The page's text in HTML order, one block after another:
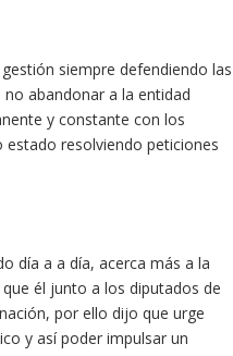
siempre defendiendo las
abandonar a la entidad
y constante con los
resolviendo peticiones
día a a día, acerca más a la
él junto a los diputados de
por ello dijo que urge
y así poder impulsar un